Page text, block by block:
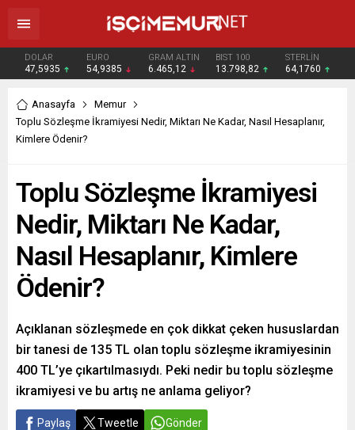
DOLAR
47,5935
EURO
54,9385
GRAM ALTIN
6.465,12
BIST 100
13.798,82
STERLİN
64,1760
Anasayfa
Memur
Toplu Sözleşme İkramiyesi Nedir, Miktarı Ne Kadar, Nasıl Hesaplanır,
Kimlere Ödenir?
Toplu Sözleşme İkramiyesi
Nedir, Miktarı Ne Kadar,
Nasıl Hesaplanır, Kimlere
Ödenir?
Açıklanan sözleşmede en çok dikkat çeken hususlardan
bir tanesi de 135 TL olan toplu sözleşme ikramiyesinin
400 TL’ye çıkartılmasıydı. Peki nedir bu toplu sözleşme
ikramiyesi ve bu artış ne anlama geliyor?
Paylaş Tweetle Gönder